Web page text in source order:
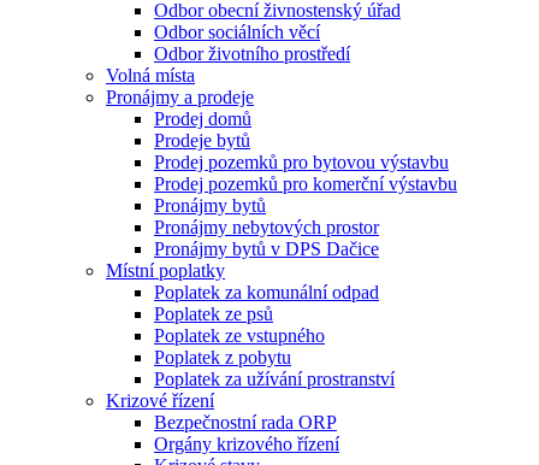
Odbor obecní živnostenský úřad
Odbor sociálních věcí
Odbor životního prostředí
Volná místa
Pronájmy a prodeje
Prodej domů
Prodeje bytů
Prodej pozemků pro bytovou výstavbu
Prodej pozemků pro komerční výstavbu
Pronájmy bytů
Pronájmy nebytových prostor
Pronájmy bytů v DPS Dačice
Místní poplatky
Poplatek za komunální odpad
Poplatek ze psů
Poplatek ze vstupného
Poplatek z pobytu
Poplatek za užívání prostranství
Krizové řízení
Bezpečnostní rada ORP
Orgány krizového řízení